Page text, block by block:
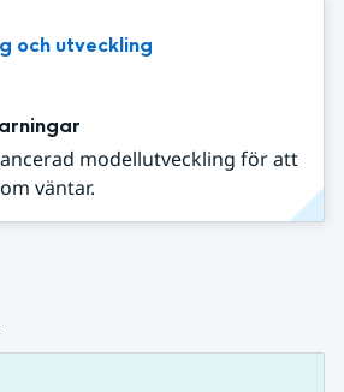
och utveckling
modellutveckling för att
väntar.